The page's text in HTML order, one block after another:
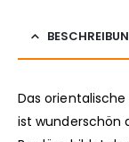
Das orientalische
ist wunderschön